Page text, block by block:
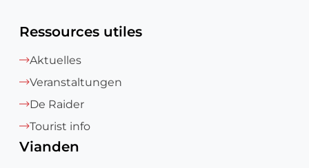
Ressources utiles
Aktuelles
Veranstaltungen
De Raider
Tourist info
Vianden